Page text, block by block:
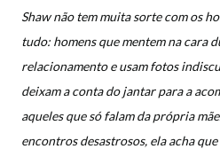
Shaw não tem muita sorte com os
tudo: homens que mentem na cara
relacionamento e usam fotos
deixam a conta do jantar para a
aqueles que só falam da própria
encontros desastrosos, ela acha